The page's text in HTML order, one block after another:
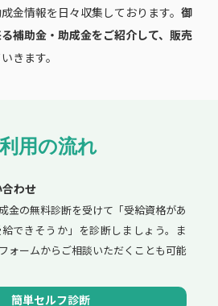
金情報を日々収集しております。 御
補助金・助成金をご紹介して、販売
きます。
用の流れ
わせ
金の無料診断を受けて「受給資格があ
できそうか」を診断しましょう。ま
ォームからご相談いただくことも可能
簡単セルフ診断